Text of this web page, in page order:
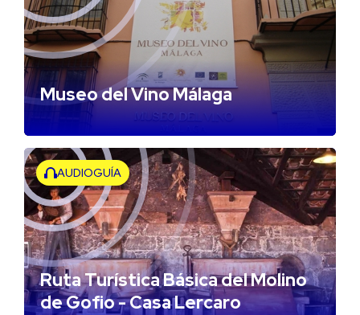
Museo del Vino Málaga
AUDIOGUÍA
Ruta Turística Básica del Molino
de Gofio - Casa Lercaro